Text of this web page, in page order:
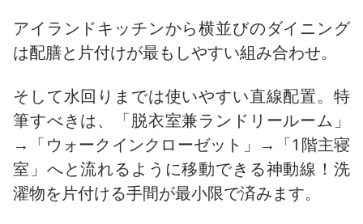
アイランドキッチンから横並びのダイニング
は配膳と片付けが最もしやすい組み合わせ。
そして水回りまでは使いやすい直線配置。特
筆すべきは、「脱衣室兼ランドリールーム」
→「ウォークインクローゼット」→「1階主寝
室」へと流れるように移動できる神動線！洗
濯物を片付ける手間が最小限で済みます。